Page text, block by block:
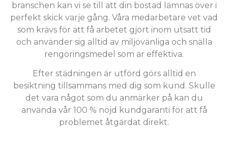
branschen kan vi se till att din bostad lämnas över i
perfekt skick varje gång. Våra medarbetare vet vad
som krävs för att få arbetet gjort inom utsatt tid
och använder sig alltid av miljövänliga och snälla
rengöringsmedel som är effektiva.
Efter städningen är utförd görs alltid en
besiktning tillsammans med dig som kund. Skulle
det vara något som du anmärker på kan du
använda vår 100 % nöjd kundgaranti för att få
problemet åtgärdat direkt.